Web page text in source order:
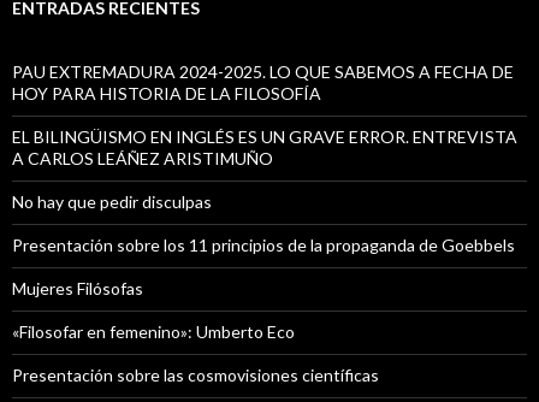
a
ENTRADAS RECIENTES
PAU EXTREMADURA 2024-2025. LO QUE SABEMOS A FECHA DE
HOY PARA HISTORIA DE LA FILOSOFÍA
EL BILINGÜISMO EN INGLÉS ES UN GRAVE ERROR. ENTREVISTA
A CARLOS LEÁÑEZ ARISTIMUÑO
No hay que pedir disculpas
Presentación sobre los 11 principios de la propaganda de Goebbels
Mujeres Filósofas
«Filosofar en femenino»: Umberto Eco
Presentación sobre las cosmovisiones científicas